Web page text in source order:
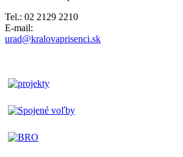
Tel.: 02 2129 2210
E-mail:
urad@kralovaprisenci.sk